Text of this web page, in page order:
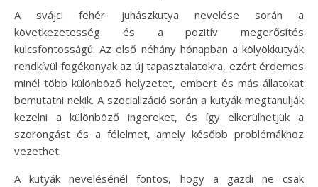
A svájci fehér juhászkutya nevelése során a
következetesség és a pozitív megerősítés
kulcsfontosságú. Az első néhány hónapban a kölyökkutyák
rendkívül fogékonyak az új tapasztalatokra, ezért érdemes
minél több különböző helyzetet, embert és más állatokat
bemutatni nekik. A szocializáció során a kutyák megtanulják
kezelni a különböző ingereket, és így elkerülhetjük a
szorongást és a félelmet, amely később problémákhoz
vezethet.
A kutyák nevelésénél fontos, hogy a gazdi ne csak